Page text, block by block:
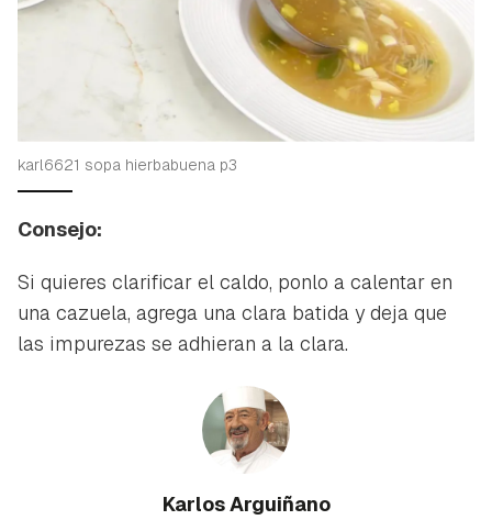
karl6621 sopa hierbabuena p3
Consejo:
Si quieres clarificar el caldo, ponlo a calentar en
una cazuela, agrega una clara batida y deja que
las impurezas se adhieran a la clara.
Karlos Arguiñano